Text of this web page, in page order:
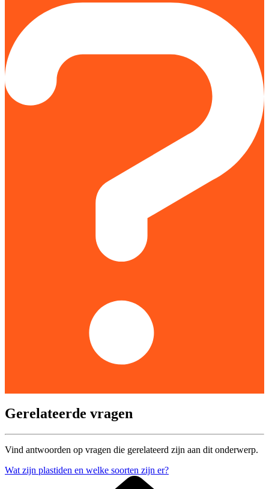
Gerelateerde vragen
Vind antwoorden op vragen die gerelateerd zijn aan dit onderwerp.
Wat zijn plastiden en welke soorten zijn er?